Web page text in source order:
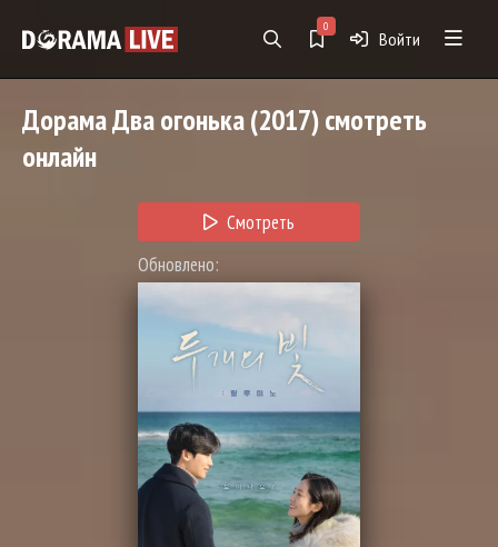
0
Войти
ДорамаДва огонька(2017) смотреть
онлайн
Смотреть
Обновлено: